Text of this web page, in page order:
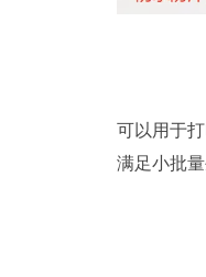
可以用于
满足小批